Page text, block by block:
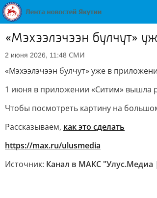
«Мэхээлэчээн булчут»
2 июня 2026, 11:48 СМИ
«Мэхээлэчээн булчут» уже в
1 июня в приложении «Ситим» вышла
Чтобы посмотреть картину на
Рассказываем, как это сделать
https://max.ru/ulusmedia
Источник: Канал в МАКС "Улус.Медиа